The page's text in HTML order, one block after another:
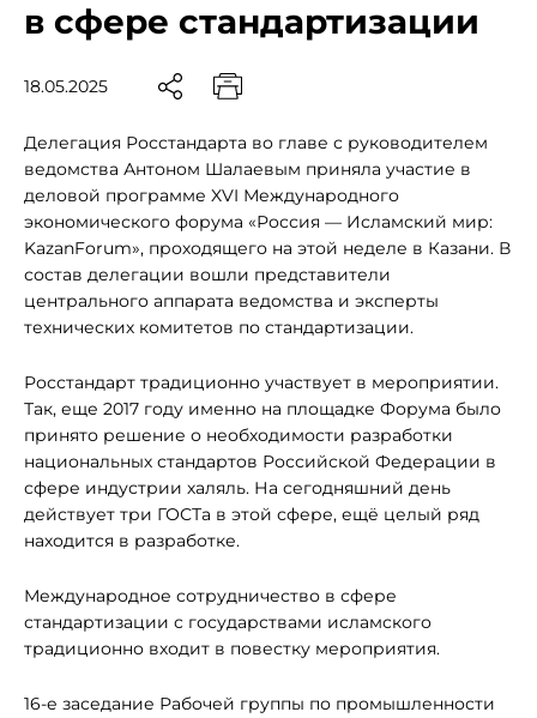
в сфере стандартизации
18.05.2025
Делегация Росстандарта во главе с руководителем
ведомства Антоном Шалаевым приняла участие в
деловой программе XVI Международного
экономического форума «Россия — Исламский мир:
KazanForum», проходящего на этой неделе в Казани. В
состав делегации вошли представители
центрального аппарата ведомства и эксперты
технических комитетов по стандартизации.
Росстандарт традиционно участвует в мероприятии.
Так, еще 2017 году именно на площадке Форума было
принято решение о необходимости разработки
национальных стандартов Российской Федерации в
сфере индустрии халяль. На сегодняшний день
действует три ГОСТа в этой сфере, ещё целый ряд
находится в разработке.
Международное сотрудничество в сфере
стандартизации с государствами исламского
традиционно входит в повестку мероприятия.
16-е заседание Рабочей группы по промышленности